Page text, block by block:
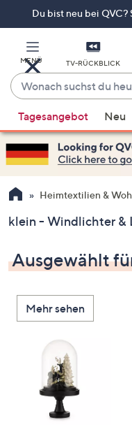
Du bist neu bei QVC?
MENÜ TV-RÜCKBLICK
Wonach
suchst
du
heute?
Vorschläge
verfügbar
sind,
verwenden
Sie
Pfeiltasten
oben
und
nach
unten
oder
wischen
Touch-
Geräten
Tagesangebot Neu
Heimtextilien &
klein - Windlichter &
Ausgewählt
Mehr sehen